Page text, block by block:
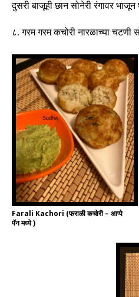
दुसरी बाजूही छान सोनेरी रंगावर भाजून
८.गरम गरम कचोरी नारळाच्या चटणी
Farali Kachori (फराळी कचोरी – आप्पे
पॅन मध्ये )